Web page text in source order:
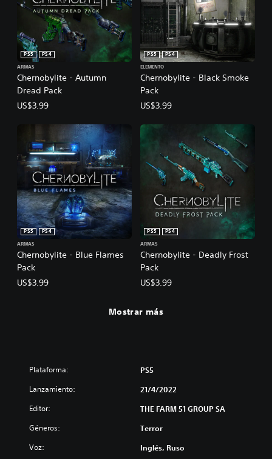
Chernobylite - Autumn
Dread Pack
PS5
PS4
ARMAS
US$3.99
Chernobylite - Black Smoke
Pack
PS5
PS4
ELEMENTO
US$3.99
Chernobylite - Blue Flames
Pack
PS5
PS4
ARMAS
US$3.99
Chernobylite - Deadly Frost
Pack
PS5
PS4
ARMAS
US$3.99
Mostrar más
Plataforma: PS5
Lanzamiento: 21/4/2022
Editor: THE FARM 51 GROUP SA
Géneros: Terror
Voz: Inglés, Ruso